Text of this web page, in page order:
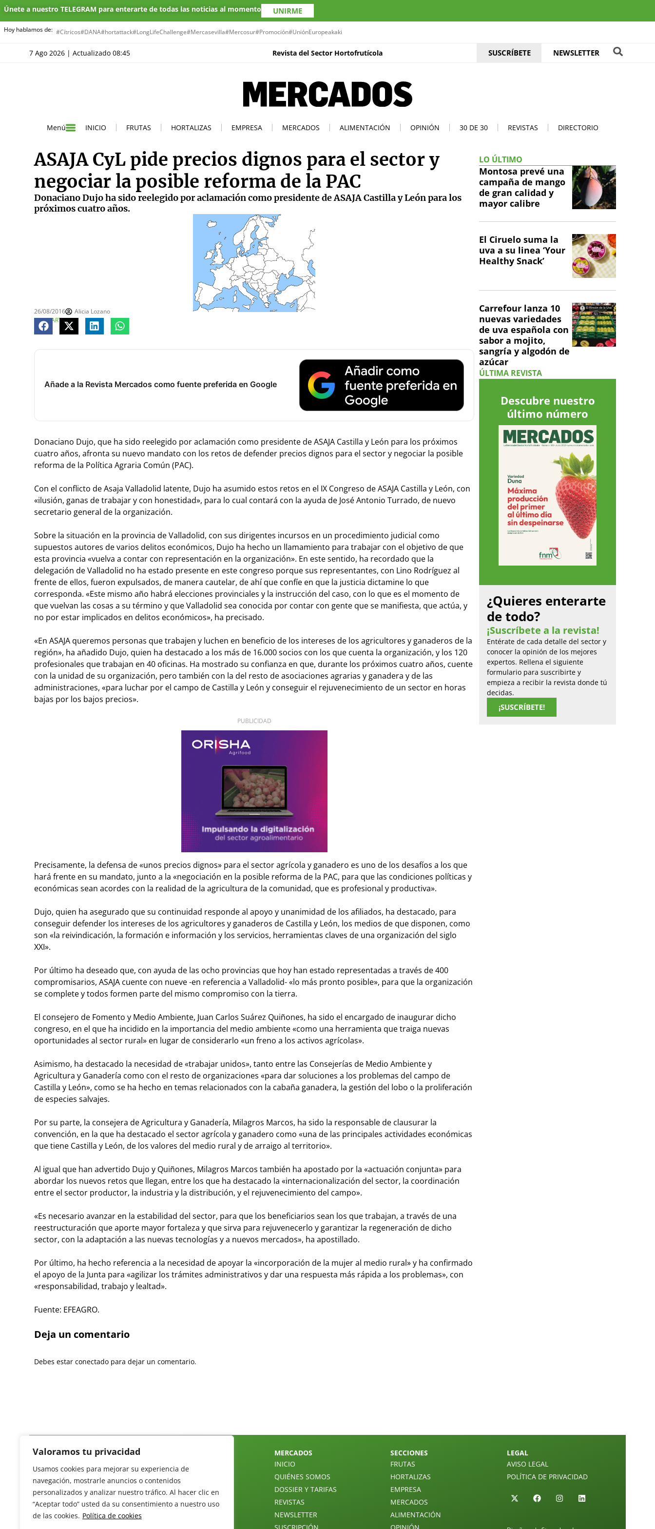
Valoramos tu privacidad
Usamos cookies para mejorar su experiencia de
navegación, mostrarle anuncios o contenidos
personalizados y analizar nuestro tráfico. Al hacer clic en
“Aceptar todo” usted da su consentimiento a nuestro uso
de las cookies. Política de cookies
Únete a nuestro TELEGRAM para enterarte de todas las noticias al momento UNIRME
Hoy hablamos de: #Cítricos#DANA#hortattack#LongLifeChallenge#Mercasevilla#Mercosur#Promoción#UniónEuropeakaki
7 Ago 2026 | Actualizado 08:45 Revista del Sector Hortofrutícola SUSCRÍBETE NEWSLETTER
Menú INICIO FRUTAS HORTALIZAS EMPRESA MERCADOS ALIMENTACIÓN OPINIÓN 30 DE 30 REVISTAS DIRECTORIO
ASAJA CyL pide precios dignos para el sector y
negociar la posible reforma de la PAC
Donaciano Dujo ha sido reelegido por aclamación como presidente de ASAJA Castilla y León para los
próximos cuatro años.
26/08/2016
Alicia Lozano
COMPARTE
Añade a la Revista Mercados como fuente preferida en Google
Donaciano Dujo, que ha sido reelegido por aclamación como presidente de ASAJA Castilla y León para los próximos
cuatro años, afronta su nuevo mandato con los retos de defender precios dignos para el sector y negociar la posible
reforma de la Política Agraria Común (PAC).
Con el conflicto de Asaja Valladolid latente, Dujo ha asumido estos retos en el IX Congreso de ASAJA Castilla y León, con
«ilusión, ganas de trabajar y con honestidad», para lo cual contará con la ayuda de José Antonio Turrado, de nuevo
secretario general de la organización.
Sobre la situación en la provincia de Valladolid, con sus dirigentes incursos en un procedimiento judicial como
supuestos autores de varios delitos económicos, Dujo ha hecho un llamamiento para trabajar con el objetivo de que
esta provincia «vuelva a contar con representación en la organización». En este sentido, ha recordado que la
delegación de Valladolid no ha estado presente en este congreso porque sus representantes, con Lino Rodríguez al
frente de ellos, fueron expulsados, de manera cautelar, de ahí que confíe en que la justicia dictamine lo que
corresponda. «Este mismo año habrá elecciones provinciales y la instrucción del caso, con lo que es el momento de
que vuelvan las cosas a su término y que Valladolid sea conocida por contar con gente que se manifiesta, que actúa, y
no por estar implicados en delitos económicos», ha precisado.
«En ASAJA queremos personas que trabajen y luchen en beneficio de los intereses de los agricultores y ganaderos de la
región», ha añadido Dujo, quien ha destacado a los más de 16.000 socios con los que cuenta la organización, y los 120
profesionales que trabajan en 40 oficinas. Ha mostrado su confianza en que, durante los próximos cuatro años, cuente
con la unidad de su organización, pero también con la del resto de asociaciones agrarias y ganadera y de las
administraciones, «para luchar por el campo de Castilla y León y conseguir el rejuvenecimiento de un sector en horas
bajas por los bajos precios».
PUBLICIDAD
Precisamente, la defensa de «unos precios dignos» para el sector agrícola y ganadero es uno de los desafíos a los que
hará frente en su mandato, junto a la «negociación en la posible reforma de la PAC, para que las condiciones políticas y
económicas sean acordes con la realidad de la agricultura de la comunidad, que es profesional y productiva».
Dujo, quien ha asegurado que su continuidad responde al apoyo y unanimidad de los afiliados, ha destacado, para
conseguir defender los intereses de los agricultores y ganaderos de Castilla y León, los medios de que disponen, como
son «la reivindicación, la formación e información y los servicios, herramientas claves de una organización del siglo
XXI».
Por último ha deseado que, con ayuda de las ocho provincias que hoy han estado representadas a través de 400
compromisarios, ASAJA cuente con nueve -en referencia a Valladolid- «lo más pronto posible», para que la organización
se complete y todos formen parte del mismo compromiso con la tierra.
El consejero de Fomento y Medio Ambiente, Juan Carlos Suárez Quiñones, ha sido el encargado de inaugurar dicho
congreso, en el que ha incidido en la importancia del medio ambiente «como una herramienta que traiga nuevas
oportunidades al sector rural» en lugar de considerarlo «un freno a los activos agrícolas».
Asimismo, ha destacado la necesidad de «trabajar unidos», tanto entre las Consejerías de Medio Ambiente y
Agricultura y Ganadería como con el resto de organizaciones «para dar soluciones a los problemas del campo de
Castilla y León», como se ha hecho en temas relacionados con la cabaña ganadera, la gestión del lobo o la proliferación
de especies salvajes.
Por su parte, la consejera de Agricultura y Ganadería, Milagros Marcos, ha sido la responsable de clausurar la
convención, en la que ha destacado el sector agrícola y ganadero como «una de las principales actividades económicas
que tiene Castilla y León, de los valores del medio rural y de arraigo al territorio».
Al igual que han advertido Dujo y Quiñones, Milagros Marcos también ha apostado por la «actuación conjunta» para
abordar los nuevos retos que llegan, entre los que ha destacado la «internacionalización del sector, la coordinación
entre el sector productor, la industria y la distribución, y el rejuvenecimiento del campo».
«Es necesario avanzar en la estabilidad del sector, para que los beneficiarios sean los que trabajan, a través de una
reestructuración que aporte mayor fortaleza y que sirva para rejuvenecerlo y garantizar la regeneración de dicho
sector, con la adaptación a las nuevas tecnologías y a nuevos mercados», ha apostillado.
Por último, ha hecho referencia a la necesidad de apoyar la «incorporación de la mujer al medio rural» y ha confirmado
el apoyo de la Junta para «agilizar los trámites administrativos y dar una respuesta más rápida a los problemas», con
«responsabilidad, trabajo y lealtad».
Fuente: EFEAGRO.
Deja un comentario
Debes estar conectado para dejar un comentario.
LO ÚLTIMO
Montosa prevé una
campaña de mango
de gran calidad y
mayor calibre
El Ciruelo suma la
uva a su linea ‘Your
Healthy Snack’
Carrefour lanza 10
nuevas variedades
de uva española con
sabor a mojito,
sangría y algodón de
azúcar
ÚLTIMA REVISTA
Descubre nuestro
último número
¿Quieres enterarte
de todo?
¡Suscríbete a la revista!
Entérate de cada detalle del sector y
conocer la opinión de los mejores
expertos. Rellena el siguiente
formulario para suscribirte y
empieza a recibir la revista donde tú
decidas.
¡SUSCRÍBETE!
Revista del Sector Hortofrutícola
C/ Presidente Cárdenas nº 10.
41013 Sevilla. ESPAÑA
Tel: (+34) 954 25 88 51
MERCADOS
INICIO
QUIÉNES SOMOS
DOSSIER Y TARIFAS
REVISTAS
NEWSLETTER
SUSCRIPCIÓN
SECCIONES
FRUTAS
HORTALIZAS
EMPRESA
MERCADOS
ALIMENTACIÓN
OPINIÓN
LEGAL
AVISO LEGAL
POLÍTICA DE PRIVACIDAD